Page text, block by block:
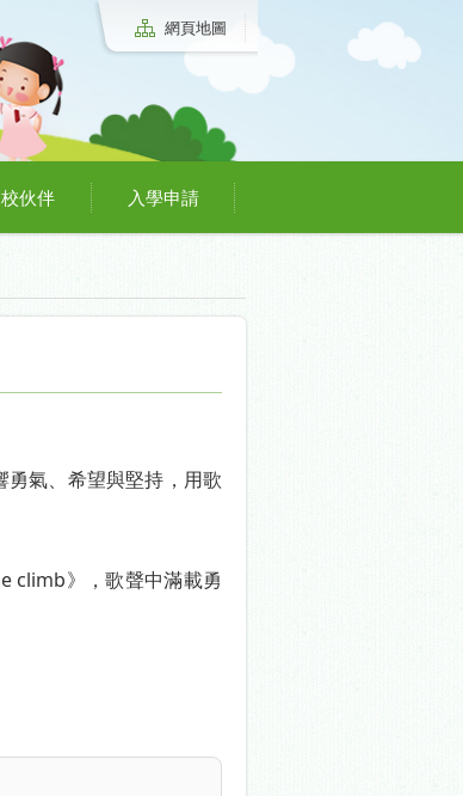
網頁地圖
伙伴 入學申請
氣、希望與堅持，用歌
climb》，歌聲中滿載勇